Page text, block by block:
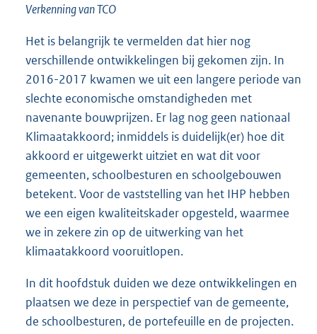
Verkenning van TCO
Het is belangrijk te vermelden dat hier nog
verschillende ontwikkelingen bij gekomen zijn. In
2016-2017 kwamen we uit een langere periode van
slechte economische omstandigheden met
navenante bouwprijzen. Er lag nog geen nationaal
Klimaatakkoord; inmiddels is duidelijk(er) hoe dit
akkoord er uitgewerkt uitziet en wat dit voor
gemeenten, schoolbesturen en schoolgebouwen
betekent. Voor de vaststelling van het IHP hebben
we een eigen kwaliteitskader opgesteld, waarmee
we in zekere zin op de uitwerking van het
klimaatakkoord vooruitlopen.
In dit hoofdstuk duiden we deze ontwikkelingen en
plaatsen we deze in perspectief van de gemeente,
de schoolbesturen, de portefeuille en de projecten.